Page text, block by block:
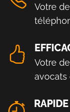
Votre
Votre
avocats
RAPIDE